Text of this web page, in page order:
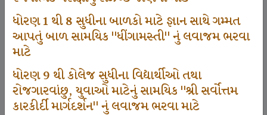
ધોરણ 1 થી 8 સુધીના બાળકો માટે જ્ઞાન સાથે ગમ્મત
આપતું બાળ સામયિક "ધીંગામસ્તી" નું લવાજમ ભરવા
માટે
ધોરણ 9 થી કોલેજ સુધીના વિદ્યાર્થીઓ તથા
રોજગારવાંછુ, યુવાઓ માટેનું સામયિક "શ્રી સર્વોત્તમ
કારકીર્દી માર્ગદર્શન" નું લવાજમ ભરવા માટે
1000
Participate School In GKIQ